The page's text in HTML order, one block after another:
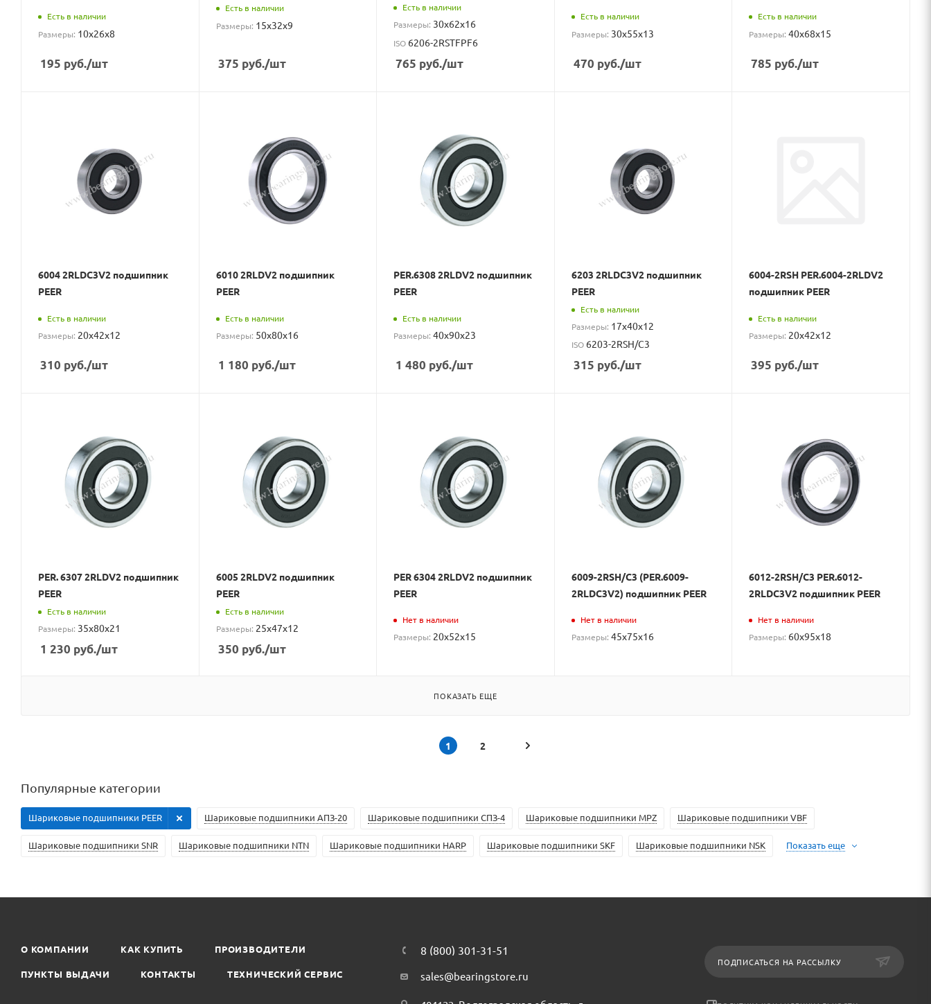
Есть в наличии
Размеры: 10x26x8
195 руб./шт
Есть в наличии
Размеры: 15x32x9
375 руб./шт
Есть в наличии
Размеры: 30x62x16
ISO 6206-2RSTFPF6
765 руб./шт
Есть в наличии
Размеры: 30x55x13
470 руб./шт
Есть в наличии
Размеры:40x68x15
785 руб./шт
6004 2RLDC3V2 подшипник
PEER
Есть в наличии
Размеры: 20x42x12
310 руб./шт
6010 2RLDV2 подшипник
PEER
Есть в наличии
Размеры: 50x80x16
1 180 руб./шт
PER.6308 2RLDV2 подшипник
PEER
Есть в наличии
Размеры:40x90x23
1 480 руб./шт
6203 2RLDC3V2 подшипник
PEER
Есть в наличии
Размеры: 17x40x12
ISO 6203-2RSH/C3
315 руб./шт
6004-2RSH PER.6004-2RLDV2
подшипник PEER
Есть в наличии
Размеры: 20x42x12
395 руб./шт
PER. 6307 2RLDV2 подшипник
PEER
Есть в наличии
Размеры: 35x80x21
1 230 руб./шт
6005 2RLDV2 подшипник
PEER
Есть в наличии
Размеры: 25x47x12
350 руб./шт
PER 6304 2RLDV2 подшипник
PEER
Нет в наличии
Размеры: 20x52x15
6009-2RSH/C3 (PER.6009-
2RLDC3V2) подшипник PEER
Нет в наличии
Размеры: 45x75x16
6012-2RSH/C3 PER.6012-
2RLDC3V2 подшипник PEER
Нет в наличии
Размеры: 60x95x18
ПОКАЗАТЬ ЕЩЕ
1 2
Популярные категории
Шариковые подшипники АПЗ-20 Шариковые подшипники СПЗ-4 Шариковые подшипники MPZ Шариковые подшипники VBF
Шариковые подшипники SNR Шариковые подшипники NTN Шариковые подшипники HARP
Шариковые подшипники PEER
Шариковые подшипники SKF Шариковые подшипники NSK Показать еще
О КОМПАНИИ КАК КУПИТЬ ПРОИЗВОДИТЕЛИ
ПУНКТЫ ВЫДАЧИ КОНТАКТЫ ТЕХНИЧЕСКИЙ СЕРВИС
8 (800) 301-31-51
sales@bearingstore.ru
ПОДПИСАТЬСЯ НА РАССЫЛКУ